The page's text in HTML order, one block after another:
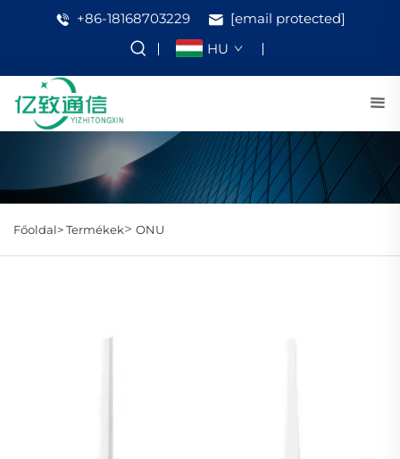
+86-18168703229
[email protected]
HU
Főoldal>Termékek> ONU